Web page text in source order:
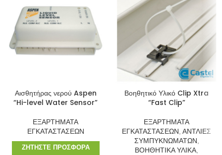
Αισθητήρας νερού Aspen
“Hi-level Water Sensor”
ΕΞΑΡΤΗΜΑΤΑ
ΕΓΚΑΤΑΣΤΑΣΕΩΝ
ΖΗΤΉΣΤΕ ΠΡΟΣΦΟΡΆ
Βοηθητικό Υλικό Clip Xtra
“Fast Clip”
ΕΞΑΡΤΗΜΑΤΑ
ΕΓΚΑΤΑΣΤΑΣΕΩΝ, ΑΝΤΛΙΕΣ
ΣΥΜΠΥΚΝΩΜΑΤΩΝ,
ΒΟΗΘΗΤΙΚΑ ΥΛΙΚΑ,